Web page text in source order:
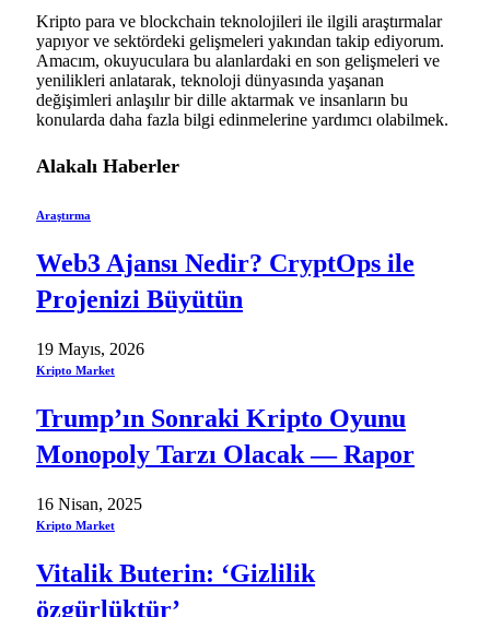
Kripto para ve blockchain teknolojileri ile ilgili araştırmalar
yapıyor ve sektördeki gelişmeleri yakından takip ediyorum.
Amacım, okuyuculara bu alanlardaki en son gelişmeleri ve
yenilikleri anlatarak, teknoloji dünyasında yaşanan
değişimleri anlaşılır bir dille aktarmak ve insanların bu
konularda daha fazla bilgi edinmelerine yardımcı olabilmek.
Alakalı Haberler
Araştırma
Web3 Ajansı Nedir? CryptOps ile
Projenizi Büyütün
19 Mayıs, 2026
Kripto Market
Trump’ın Sonraki Kripto Oyunu
Monopoly Tarzı Olacak — Rapor
16 Nisan, 2025
Kripto Market
Vitalik Buterin: ‘Gizlilik
özgürlüktür’